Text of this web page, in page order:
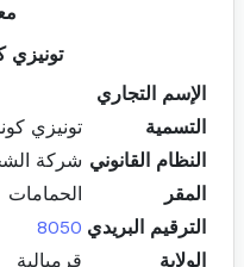
تونيزي
الإسم التجاري
التسمية
تونيزي
النظام القانوني شركة
المقر
الحمامات
الترقيم البريدي 8050
الولاية
قرمبالية